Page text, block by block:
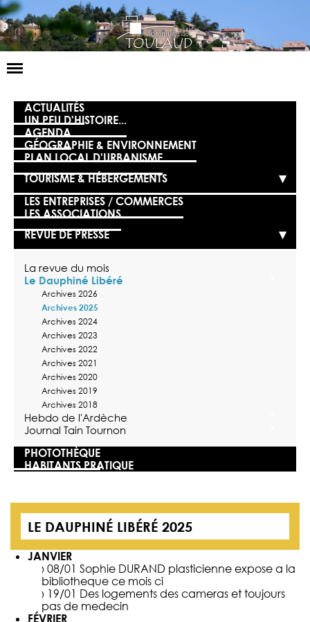
Basculer
LA MAIRIE
NOS SERVICES
LA VIE LOCALE
VOS DÉMARCHES
CONTACT
ACTUALITÉS
UN PEU D'HISTOIRE...
AGENDA
GÉOGRAPHIE & ENVIRONNEMENT
PLAN LOCAL D'URBANISME
TOURISME & HÉBERGEMENTS
LES ENTREPRISES / COMMERCES
LES ASSOCIATIONS
REVUE DE PRESSE
La revue du mois
Le Dauphiné Libéré
Archives 2026
Archives 2025
Archives 2024
Archives 2023
Archives 2022
Archives 2021
Archives 2020
Archives 2019
Archives 2018
Hebdo de l'Ardèche
Journal Tain Tournon
PHOTOTHÈQUE
HABITANTS PRATIQUE
LE DAUPHINÉ LIBÉRÉ 2025
JANVIER
› 08/01 Sophie DURAND plasticienne expose a la
bibliotheque ce mois ci
› 19/01 Des logements des cameras et toujours
pas de medecin
FÉVRIER